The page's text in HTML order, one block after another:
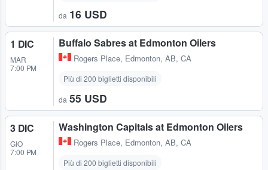
da 16 USD
1 DIC
MAR
7:00 PM
Buffalo Sabres at Edmonton Oilers
Rogers Place, Edmonton, AB, CA
Più di 200 biglietti disponibili
da 55 USD
3 DIC
GIO
7:00 PM
Washington Capitals at Edmonton Oilers
Rogers Place, Edmonton, AB, CA
Più di 200 biglietti disponibili